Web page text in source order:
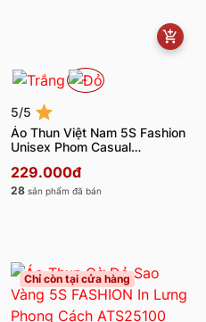
5/5
Áo Thun Việt Nam 5S Fashion
Unisex Phom Casual
229.000đ
28 sản phẩm đã bán
Chỉ còn tại cửa hàng